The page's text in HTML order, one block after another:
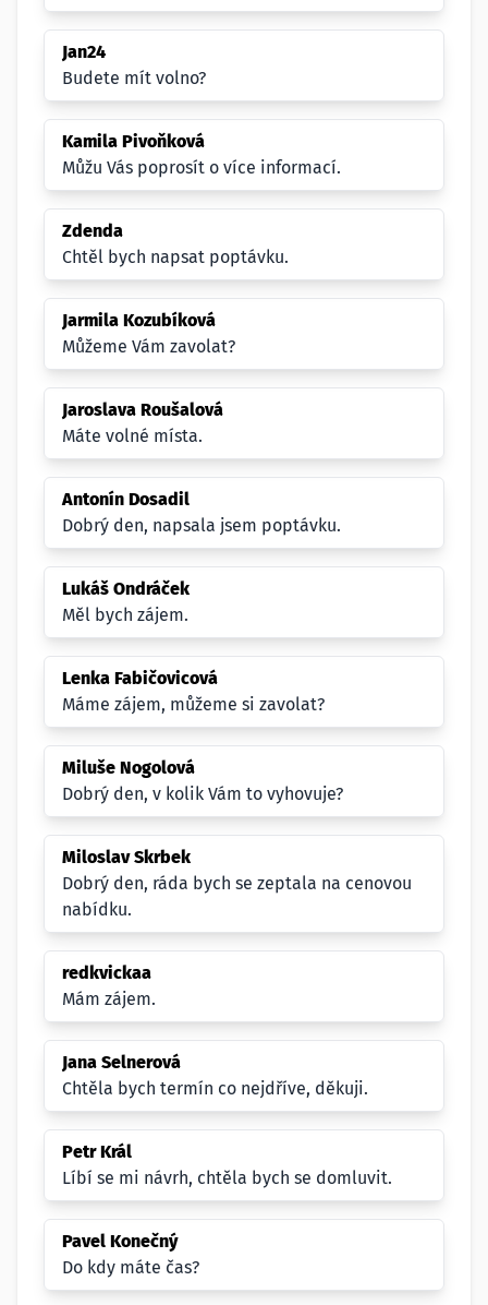
Jan24
Budete mít volno?
Kamila Pivoňková
Můžu Vás poprosít o více informací.
Zdenda
Chtěl bych napsat poptávku.
Jarmila Kozubíková
Můžeme Vám zavolat?
Jaroslava Roušalová
Máte volné místa.
Antonín Dosadil
Dobrý den, napsala jsem poptávku.
Lukáš Ondráček
Měl bych zájem.
Lenka Fabičovicová
Máme zájem, můžeme si zavolat?
Miluše Nogolová
Dobrý den, v kolik Vám to vyhovuje?
Miloslav Skrbek
Dobrý den, ráda bych se zeptala na cenovou
nabídku.
redkvickaa
Mám zájem.
Jana Selnerová
Chtěla bych termín co nejdříve, děkuji.
Petr Král
Líbí se mi návrh, chtěla bych se domluvit.
Pavel Konečný
Do kdy máte čas?